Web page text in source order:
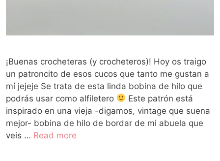
¡Buenas crocheteras (y crocheteros)! Hoy os traigo
un patroncito de esos cucos que tanto me gustan a
mí jejeje Se trata de esta linda bobina de hilo que
podrás usar como alfiletero
Este patrón está
inspirado en una vieja -digamos, vintage que suena
mejor- bobina de hilo de bordar de mi abuela que
veis … Read more